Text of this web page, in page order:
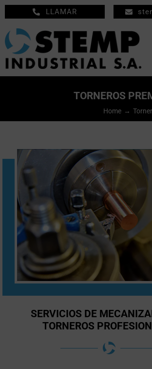
Saltar
al
contenido
LLAMAR
EMPRESA
PRODUCTOS
CONTACTO
TORNEROS
Home
SERVICIOS DE
TORNEROS